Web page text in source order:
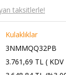
taksitlerle!
Kulaklıklar
3NMMQQ32PB
3.761,69 TL ( KDV